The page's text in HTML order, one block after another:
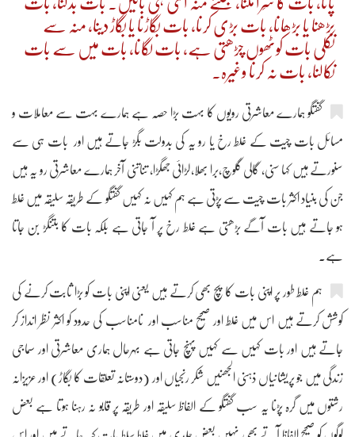
بڑھنا یا بڑھانا، بات بڑی کرنا، بات بگاڑنا یا بگاڑ دینا، منہ سے
نکلی بات کوٹھوں چڑھتی ہے، بات لگانا، بات میں سے بات
نکالنا، بات نہ کرنا وغیرہ۔
گفتگو ہمارے معاشرتی رویوں کا بہت بڑا حصہ ہے ہمارے بہت سے معاملات و
مسائل بات چیت کے غلط رخ یا رو یہ کی بدولت بگڑ جاتے ہیں اور بات ہی سے
سنورتے ہیں کہا سنی، گالی گلوچ،برا بھلا،لڑائی جھگڑا، تناتنی آخر ہمارے معاشرتی رو یہ ہیں
جن کی بنیاد اکثر بات چیت سے پڑتی ہے ہم کہیں نہ کہیں گفتگو کے طریقہ سلیقہ میں غلط
ہو جاتے ہیں بات آگے بڑھتی ہے غلط رخ پر آ جاتی ہے بلکہ بات کا بتنگڑ بن جاتا
ہے۔
ہم غلط طور پر اپنی بات کا پچ بھی کرتے ہیں یعنی اپنی بات کو بڑا ثابت کرنے کی
کوشش کرتے ہیں اس میں غلط اور صحیح مناسب اور نامناسب کی حدود کو اکثر نظر انداز کر
جاتے ہیں اور بات کہیں سے کہیں پہنچ جاتی ہے بہرحال ہماری معاشرتی اور سماجی
زندگی میں جو پریشانیاں ذہنی الجھنیں شکر رنجیاں اور (دوستانہ تعلقات کا بگاڑ) اور عزیزانہ
رشتوں میں گرہ پڑنا یہ سب گفتگو کے الفاظ سلیقہ اور طریقہ پر قابو نہ رہنا ہوتا ہے بعض